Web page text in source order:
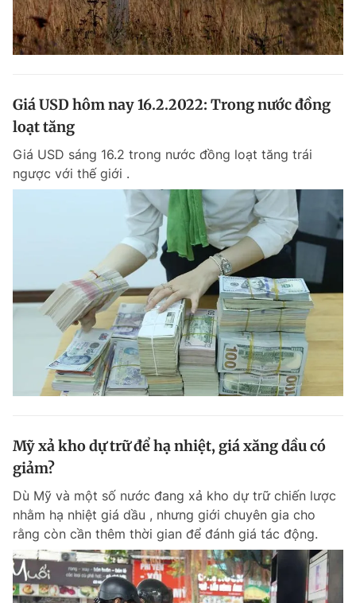
Giá USD hôm nay 16.2.2022: Trong nước đồng
loạt tăng
Giá USD sáng 16.2 trong nước đồng loạt tăng trái
ngược với thế giới .
Mỹ xả kho dự trữ để hạ nhiệt, giá xăng dầu có
giảm?
Dù Mỹ và một số nước đang xả kho dự trữ chiến lược
nhằm hạ nhiệt giá dầu , nhưng giới chuyên gia cho
rằng còn cần thêm thời gian để đánh giá tác động.